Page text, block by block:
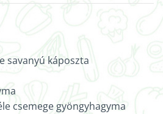
savanyú káposzta
csemege gyöngyhagyma